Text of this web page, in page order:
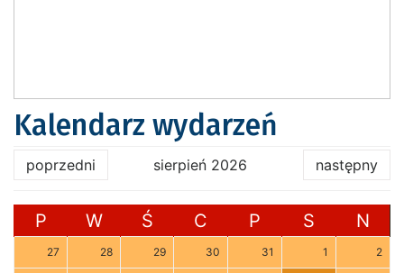
Kalendarz wydarzeń
poprzedni sierpień 2026 następny
P W Ś C P S N
27 28 29 30 31 1 2